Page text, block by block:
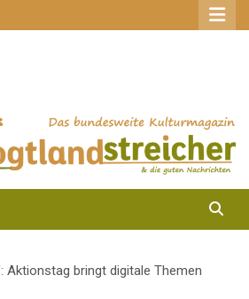
Aktionstag bringt digitale Themen